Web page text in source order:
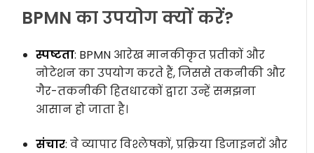
BPMN का उपयोग क्यों करें?
स्पष्टता: BPMN आरेख मानकीकृत प्रतीकों और
नोटेशन का उपयोग करते हैं, जिससे तकनीकी और
गैर-तकनीकी हितधारकों द्वारा उन्हें समझना
आसान हो जाता है।
संचार: वे व्यापार विश्लेषकों, प्रक्रिया डिजाइनरों और